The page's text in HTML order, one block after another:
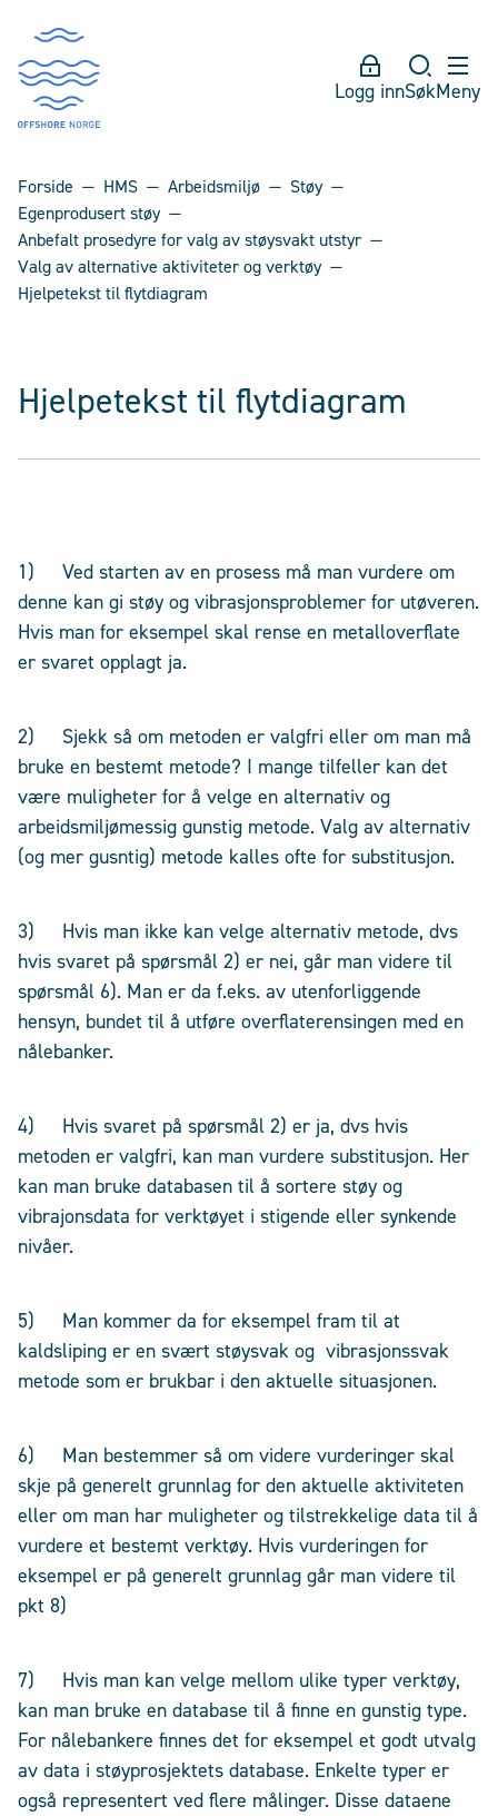
Logg innSøkMeny
Forside HMS Arbeidsmiljø
Støy
Egenprodusert støy
Anbefalt prosedyre for valg av støysvakt utstyr
Valg av alternative aktiviteter og verktøy
Hjelpetekst til flytdiagram
Hjelpetekst til flytdiagram
1) Ved starten av en prosess må man vurdere om
denne kan gi støy og vibrasjonsproblemer for utøveren.
Hvis man for eksempel skal rense en metalloverflate
er svaret opplagt ja.
2) Sjekk så om metoden er valgfri eller om man må
bruke en bestemt metode? I mange tilfeller kan det
være muligheter for å velge en alternativ og
arbeidsmiljømessig gunstig metode. Valg av alternativ
(og mer gusntig) metode kalles ofte for substitusjon.
3) Hvis man ikke kan velge alternativ metode, dvs
hvis svaret på spørsmål 2) er nei, går man videre til
spørsmål 6). Man er da f.eks. av utenforliggende
hensyn, bundet til å utføre overflaterensingen med en
nålebanker.
4) Hvis svaret på spørsmål 2) er ja, dvs hvis
metoden er valgfri, kan man vurdere substitusjon. Her
kan man bruke databasen til å sortere støy og
vibrajonsdata for verktøyet i stigende eller synkende
nivåer.
5) Man kommer da for eksempel fram til at
kaldsliping er en svært støysvak og vibrasjonssvak
metode som er brukbar i den aktuelle situasjonen.
6) Man bestemmer så om videre vurderinger skal
skje på generelt grunnlag for den aktuelle aktiviteten
eller om man har muligheter og tilstrekkelige data til å
vurdere et bestemt verktøy. Hvis vurderingen for
eksempel er på generelt grunnlag går man videre til
pkt 8)
7) Hvis man kan velge mellom ulike typer verktøy,
kan man bruke en database til å finne en gunstig type.
For nålebankere finnes det for eksempel et godt utvalg
av data i støyprosjektets database. Enkelte typer er
også representert ved flere målinger. Disse dataene